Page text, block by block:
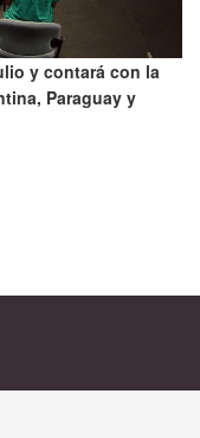
y contará con la
Paraguay y